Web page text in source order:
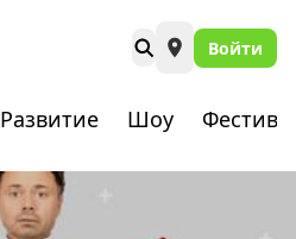
Войти
Развитие Шоу